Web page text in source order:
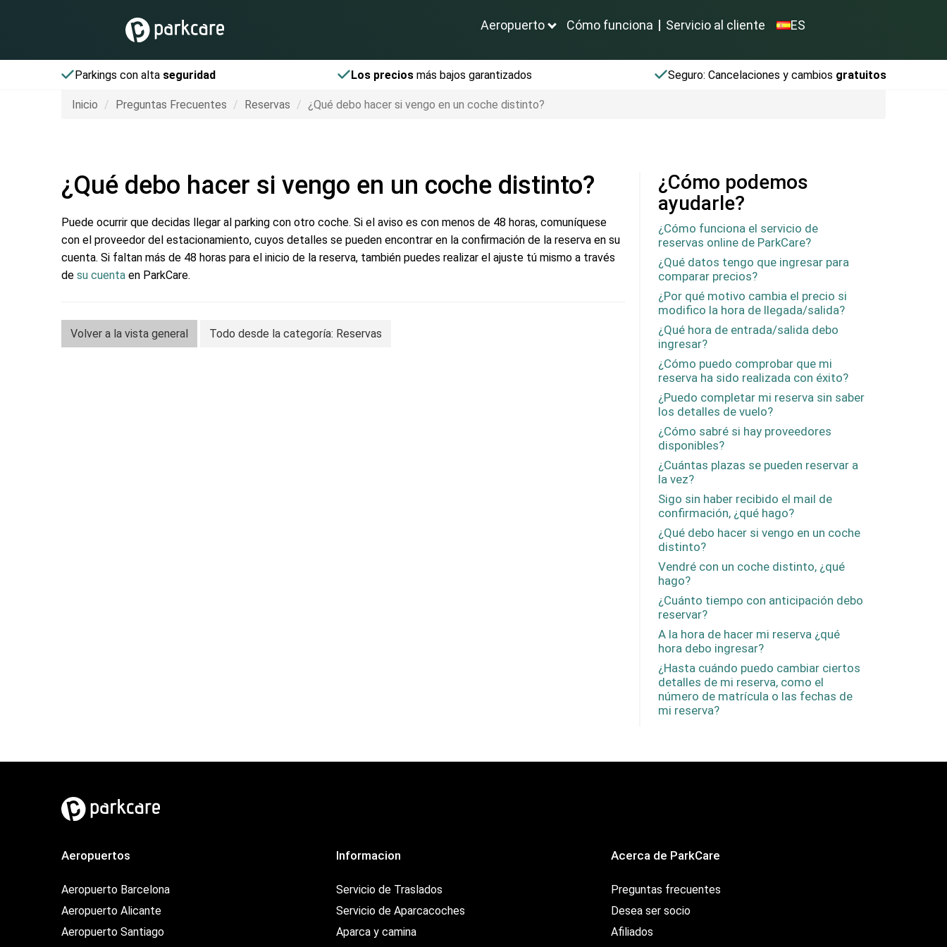
Aeropuerto Cómo funciona Servicio al cliente ES
Parkings con alta seguridad Los precios más bajos garantizados Seguro: Cancelaciones y cambios gratuitos
Inicio Preguntas Frecuentes Reservas ¿Qué debo hacer si vengo en un coche distinto?
¿Qué debo hacer si vengo en un coche distinto?
Puede ocurrir que decidas llegar al parking con otro coche. Si el aviso es con menos de 48 horas, comuníquese
con el proveedor del estacionamiento, cuyos detalles se pueden encontrar en la confirmación de la reserva en su
cuenta. Si faltan más de 48 horas para el inicio de la reserva, también puedes realizar el ajuste tú mismo a través
de su cuenta en ParkCare.
Volver a la vista general Todo desde la categoría: Reservas
¿Cómo podemos
ayudarle?
¿Cómo funciona el servicio de
reservas online de ParkCare?
¿Qué datos tengo que ingresar para
comparar precios?
¿Por qué motivo cambia el precio si
modifico la hora de llegada/salida?
¿Qué hora de entrada/salida debo
ingresar?
¿Cómo puedo comprobar que mi
reserva ha sido realizada con éxito?
¿Puedo completar mi reserva sin saber
los detalles de vuelo?
¿Cómo sabré si hay proveedores
disponibles?
¿Cuántas plazas se pueden reservar a
la vez?
Sigo sin haber recibido el mail de
confirmación, ¿qué hago?
¿Qué debo hacer si vengo en un coche
distinto?
Vendré con un coche distinto, ¿qué
hago?
¿Cuánto tiempo con anticipación debo
reservar?
A la hora de hacer mi reserva ¿qué
hora debo ingresar?
¿Hasta cuándo puedo cambiar ciertos
detalles de mi reserva, como el
número de matrícula o las fechas de
mi reserva?
Aeropuertos
Aeropuerto Barcelona
Aeropuerto Alicante
Aeropuerto Santiago
Informacion
Servicio de Traslados
Servicio de Aparcacoches
Aparca y camina
Acerca de ParkCare
Preguntas frecuentes
Desea ser socio
Afiliados